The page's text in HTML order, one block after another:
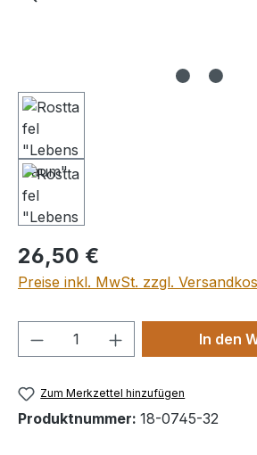
Regulärer Preis:
26,50 €
Preise inkl. MwSt. zzgl.
Produkt Anzahl: GibIn den
Zum Merkzettel hinzufügen
Produktnummer: 18-0745-32